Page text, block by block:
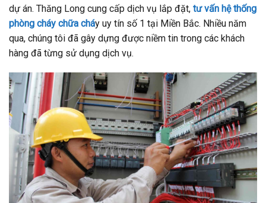
dự án. Thăng Long cung cấp dịch vụ lắp đặt, tư vấn hệ thống
phòng cháy chữa cháy uy tín số 1 tại Miền Bắc. Nhiều năm
qua, chúng tôi đã gây dựng được niềm tin trong các khách
hàng đã từng sử dụng dịch vụ.